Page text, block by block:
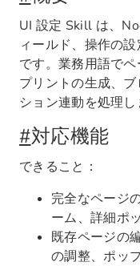
UI 設定 Skill は、
ィールド、操作の
です。業務用語で
プリントの生成、
ション連動を処理し
#対応機能
できること：
完全なページ
ーム、詳細ポ
既存ページの
の調整、ポッ